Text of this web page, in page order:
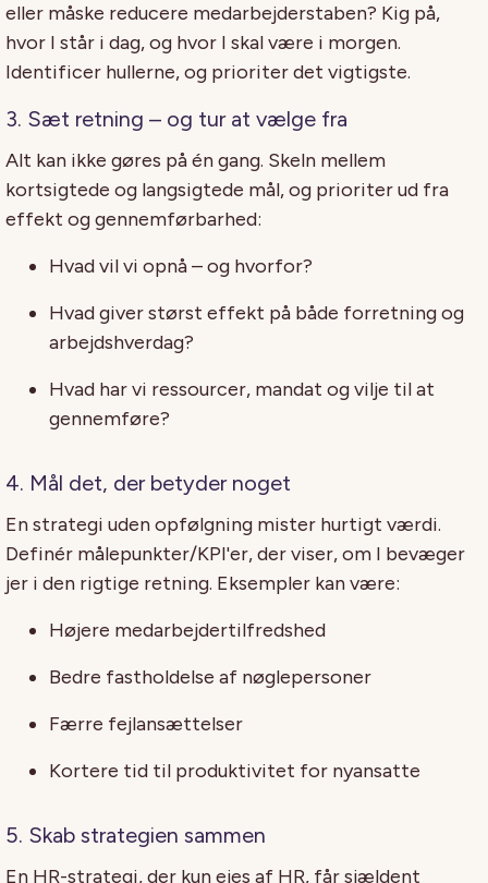
eller måske reducere medarbejderstaben? Kig på,
hvor I står i dag, og hvor I skal være i morgen.
Identificer hullerne, og prioriter det vigtigste.
3. Sæt retning – og tur at vælge fra
Alt kan ikke gøres på én gang. Skeln mellem
kortsigtede og langsigtede mål, og prioriter ud fra
effekt og gennemførbarhed:
Hvad vil vi opnå – og hvorfor?
Hvad giver størst effekt på både forretning og
arbejdshverdag?
Hvad har vi ressourcer, mandat og vilje til at
gennemføre?
4. Mål det, der betyder noget
En strategi uden opfølgning mister hurtigt værdi.
Definér målepunkter/KPI'er, der viser, om I bevæger
jer i den rigtige retning. Eksempler kan være:
Højere medarbejdertilfredshed
Bedre fastholdelse af nøglepersoner
Færre fejlansættelser
Kortere tid til produktivitet for nyansatte
5. Skab strategien sammen
En HR-strategi, der kun ejes af HR, får sjældent